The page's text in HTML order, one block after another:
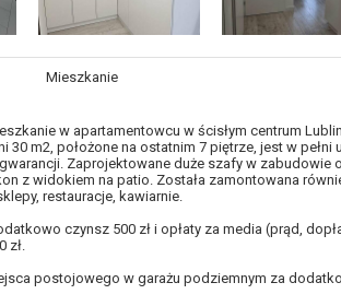
Mieszkanie
w apartamentowcu w ścisłym centrum
30 m2, położone na ostatnim 7 piętrze, jest w
Zaprojektowane duże szafy w
z widokiem na patio. Została zamontowana
restauracje, kawiarnie.
czynsz 500 zł i opłaty za media (prąd,
zł.
postojowego w garażu podziemnym za